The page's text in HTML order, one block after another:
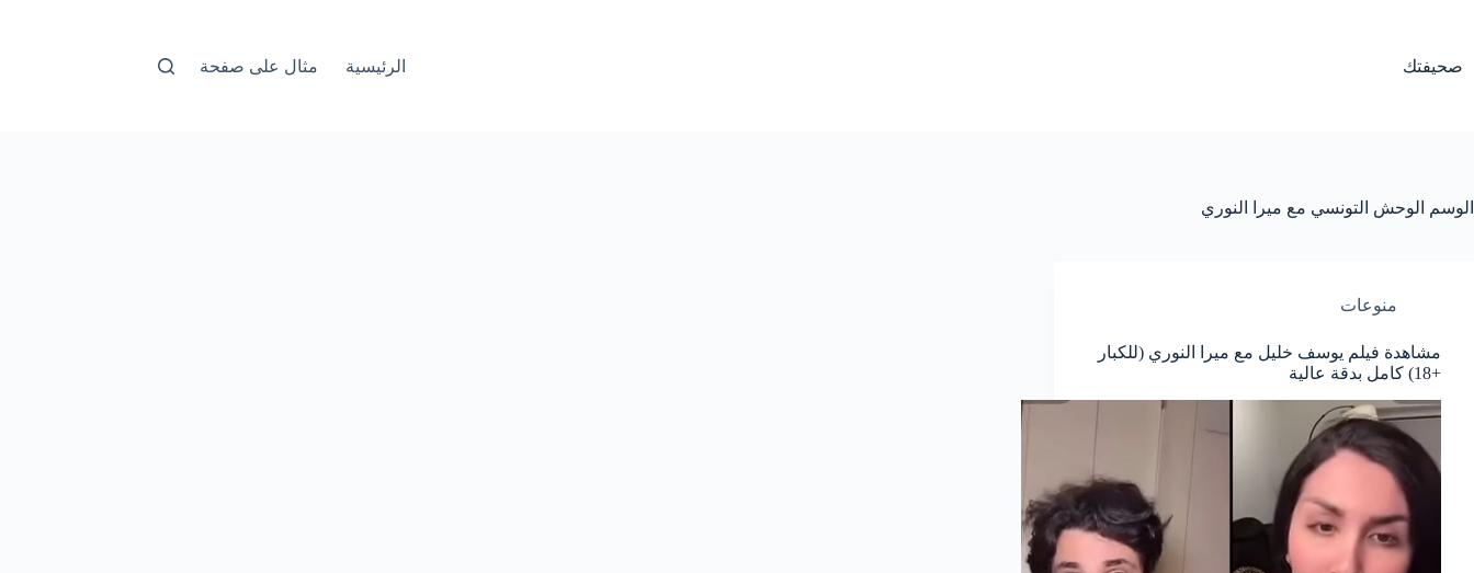
صحيفتك الرئيسية مثال على صفحة
الوسم الوحش التونسي مع ميرا النوري
منوعات
مشاهدة فيلم يوسف خليل مع ميرا النوري (للكبار
+18) كامل بدقة عالية